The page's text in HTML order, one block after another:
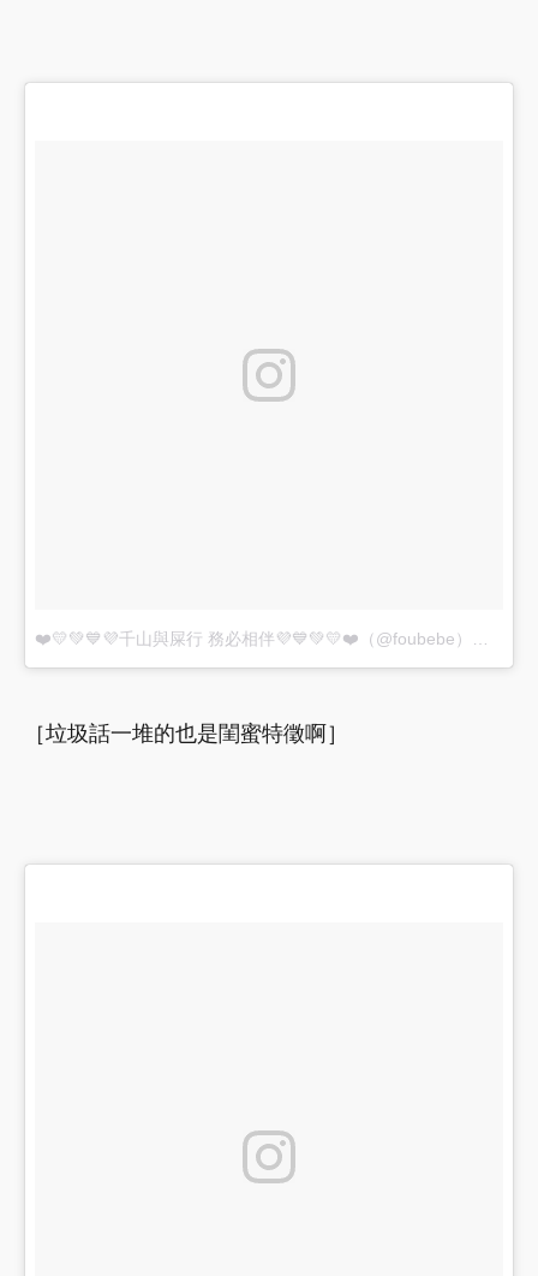
❤️💛💚💙💜千山與屎行 務必相伴💜💙💚💛❤️（@foubebe）分享的貼文
［垃圾話一堆的也是閨蜜特徵啊］